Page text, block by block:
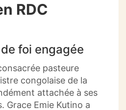
RDC
foi engagée
pasteure
congolaise de la
attachée à ses
Grace Emie Kutino a